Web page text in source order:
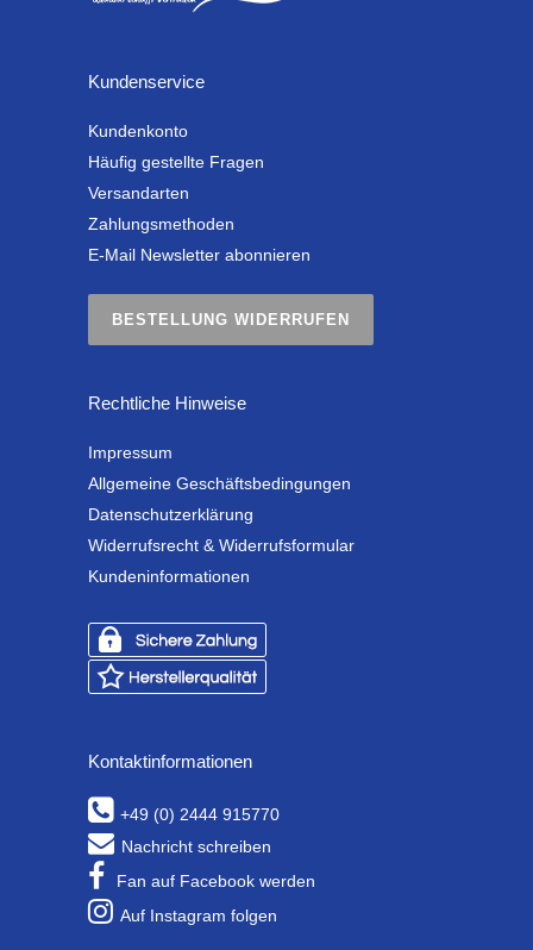
Kundenservice
Kundenkonto
Häufig gestellte Fragen
Versandarten
Zahlungsmethoden
E-Mail Newsletter abonnieren
BESTELLUNG WIDERRUFEN
Rechtliche Hinweise
Impressum
Allgemeine Geschäftsbedingungen
Datenschutzerklärung
Widerrufsrecht & Widerrufsformular
Kundeninformationen
Kontaktinformationen
+49 (0) 2444 915770
Nachricht schreiben
Fan auf Facebook werden
Auf Instagram folgen